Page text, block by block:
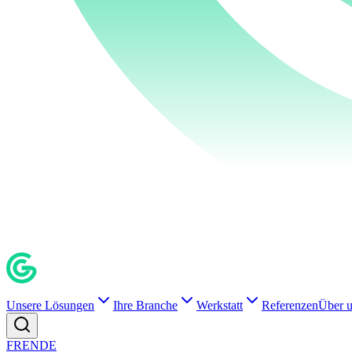
Unsere Lösungen Ihre Branche Werkstatt ReferenzenÜber
FRENDE